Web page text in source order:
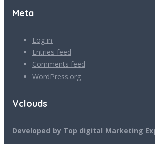
Meta
Log in
Entries feed
Comments feed
WordPress.org
Vclouds
Developed by Top digital Marketing